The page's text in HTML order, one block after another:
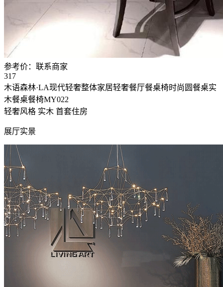
参考价： 联系商家
317
木语森林·LA现代轻奢整体家居轻奢餐厅餐桌椅时尚圆餐桌实
木餐桌餐椅MY022
轻奢风格 实木 首套住房
展厅实景